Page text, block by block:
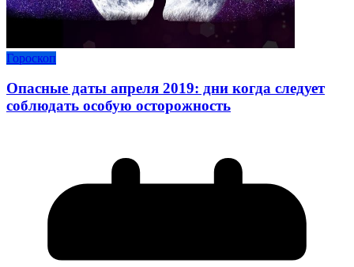
Гороскоп
Опасные даты апреля 2019: дни когда следует
соблюдать особую осторожность